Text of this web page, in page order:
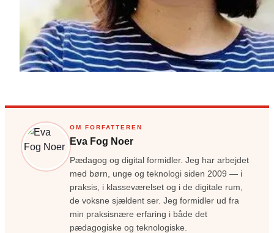
OM FORFATTEREN
Eva Fog Noer
Pædagog og digital formidler. Jeg har arbejdet
med børn, unge og teknologi siden 2009 — i
praksis, i klasseværelset og i de digitale rum,
de voksne sjældent ser. Jeg formidler ud fra
min praksisnære erfaring i både det
pædagogiske og teknologiske.